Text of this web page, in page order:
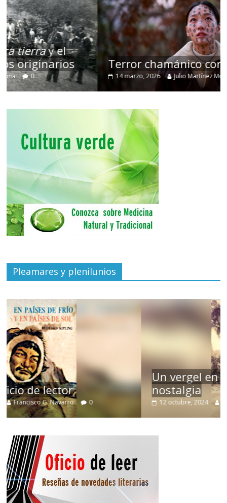
Terror chamánico coreano
14 marzo, 2026 Julio Martínez Molina 0
Pleamares y plenilunios
Un vergel en las nieblas de la
nostalgia
12 octubre, 2024 Francisco G. Navarro 0